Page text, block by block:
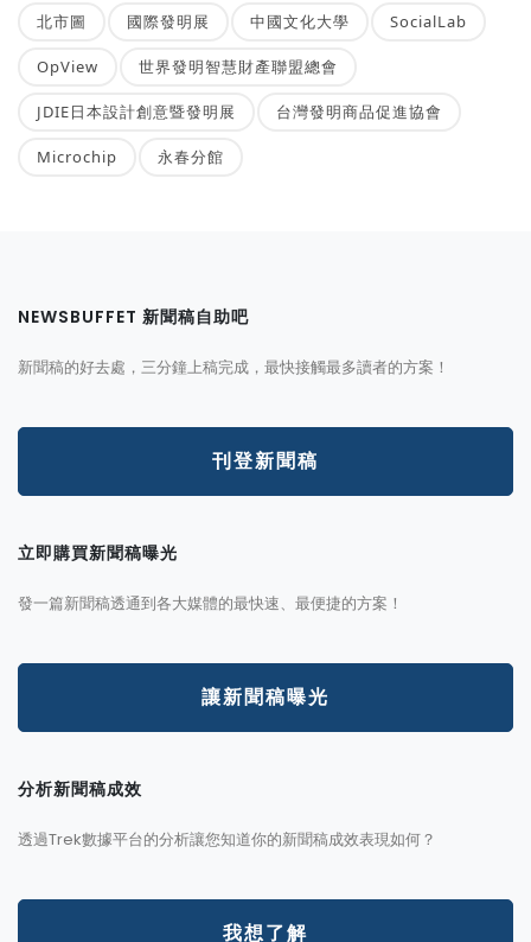
北市圖 國際發明展 中國文化大學 SocialLab
OpView 世界發明智慧財產聯盟總會
JDIE日本設計創意暨發明展 台灣發明商品促進協會
Microchip 永春分館
NEWSBUFFET 新聞稿自助吧
新聞稿的好去處，三分鐘上稿完成，最快接觸最多讀者的方案！
刊登新聞稿
立即購買新聞稿曝光
發一篇新聞稿透通到各大媒體的最快速、最便捷的方案！
讓新聞稿曝光
分析新聞稿成效
透過Trek數據平台的分析讓您知道你的新聞稿成效表現如何？
我想了解